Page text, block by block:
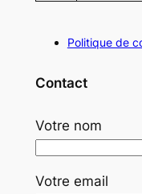
Politique de
Contact
Votre nom
Votre email